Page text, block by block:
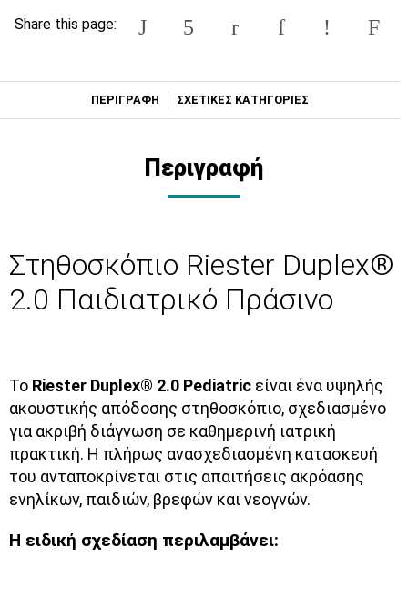
Share this page:
ΠΕΡΙΓΡΑΦΗ ΣΧΕΤΙΚΕΣ ΚΑΤΗΓΟΡΙΕΣ
Περιγραφή
Στηθοσκόπιο Riester Duplex®
2.0 Παιδιατρικό Πράσινο
Το Riester Duplex® 2.0 Pediatric είναι ένα υψηλής
ακουστικής απόδοσης στηθοσκόπιο, σχεδιασμένο
για ακριβή διάγνωση σε καθημερινή ιατρική
πρακτική. Η πλήρως ανασχεδιασμένη κατασκευή
του ανταποκρίνεται στις απαιτήσεις ακρόασης
ενηλίκων, παιδιών, βρεφών και νεογνών.
Η ειδική σχεδίαση περιλαμβάνει: